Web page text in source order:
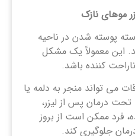
موهای نازک
پوسته شدن در ناحیه
این معمولاً یک مشکل
کننده باشد.
می تواند منجر به دلمه یا
تحت درمان پس از لیزر،
فرد ممکن است از بروز
جلوگیری کند.